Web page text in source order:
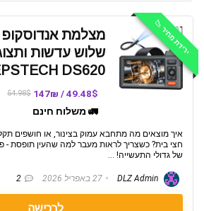
ירידת מחיר 📉
מצלמת
שלוש עדשות
DS620
49.48$ / 147₪
54.98$
🚛 משלוח חינם
איך מוצאים מה מתחבא עמוק בצינור, או חושפים
חצי בית? כשצריך לראות מעבר למה שהעין תופסת -
של גדולי התעשייה! ...
27 באפריל 2026 2
לרכישה